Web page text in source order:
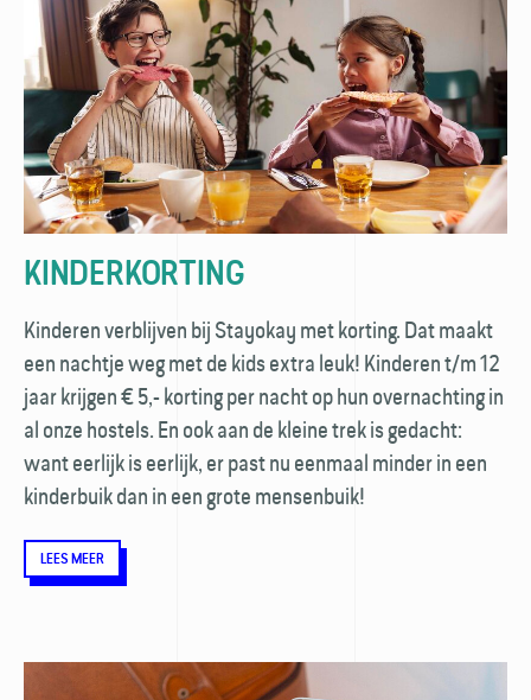
KINDERKORTING
Kinderen verblijven bij Stayokay met korting. Dat maakt
een nachtje weg met de kids extra leuk! Kinderen t/m 12
jaar krijgen € 5,- korting per nacht op hun overnachting in
al onze hostels. En ook aan de kleine trek is gedacht:
want eerlijk is eerlijk, er past nu eenmaal minder in een
kinderbuik dan in een grote mensenbuik!
LEES MEER